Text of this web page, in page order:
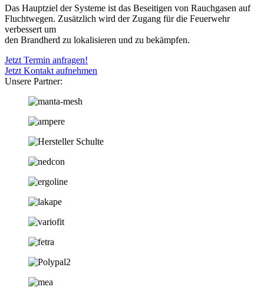
Das Hauptziel der Systeme ist das Beseitigen von Rauchgasen auf
Fluchtwegen. Zusätzlich wird der Zugang für die Feuerwehr
verbessert um
den Brandherd zu lokalisieren und zu bekämpfen.
Jetzt Termin anfragen!
Jetzt Kontakt aufnehmen
Unsere Partner: